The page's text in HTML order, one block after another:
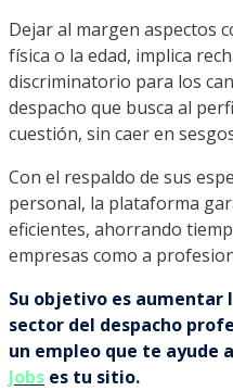
Dejar al margen aspectos
física o la edad, implica
discriminatorio para los
despacho que busca al
cuestión, sin caer en
Con el respaldo de sus
personal, la plataforma
eficientes, ahorrando
empresas como a
Su objetivo es aumentar
sector del despacho
un empleo que te ayude
Jobs es tu sitio.